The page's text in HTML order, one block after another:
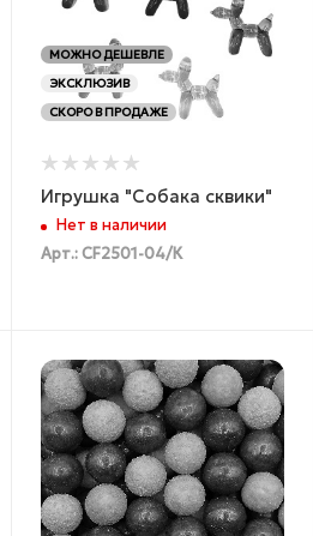
МОЖНО ДЕШЕВЛЕ
ЭКСКЛЮЗИВ
СКОРО В ПРОДАЖЕ
Игрушка "Собака сквики"
Нет в наличии
Арт.: CF2501-04/К